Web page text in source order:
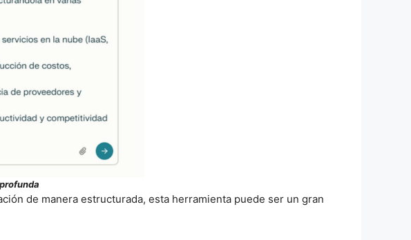
de manera estructurada, esta herramienta puede ser un gran